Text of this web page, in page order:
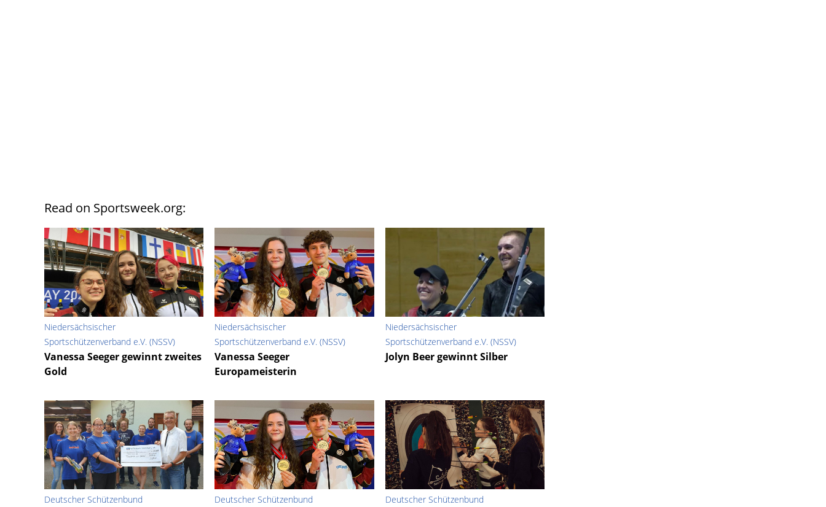
Read on Sportsweek.org:
Niedersächsischer
Sportschützenverband e.V. (NSSV)
Vanessa Seeger gewinnt zweites
Gold
Niedersächsischer
Sportschützenverband e.V. (NSSV)
Vanessa Seeger
Europameisterin
Niedersächsischer
Sportschützenverband e.V. (NSSV)
Jolyn Beer gewinnt Silber
Deutscher Schützenbund Deutscher Schützenbund Deutscher Schützenbund